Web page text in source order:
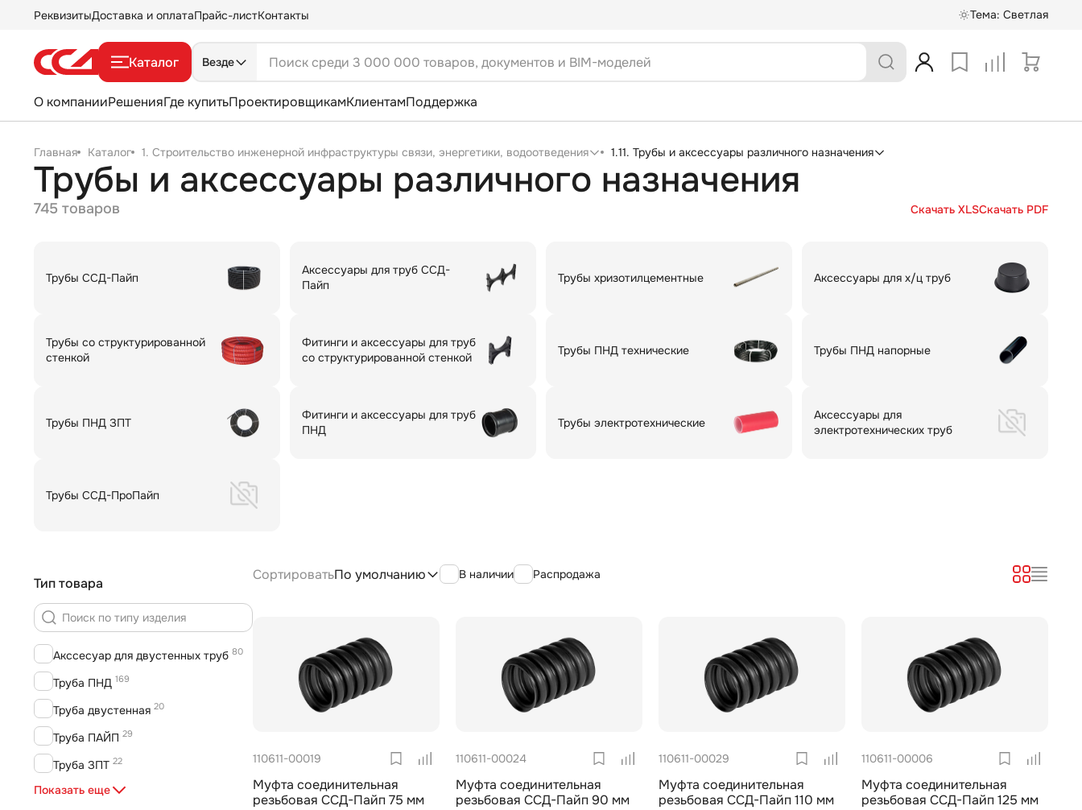
РеквизитыДоставка и оплатаПрайс-листКонтакты Тема: Светлая
Каталог Везде
О компанииРешенияГде купитьПроектировщикамКлиентамПоддержка
Главная Каталог 1. Строительство инженерной инфраструктуры связи, энергетики, водоотведения 1.11. Трубы и аксессуары различного назначения
Трубы и аксессуары различного назначения
745 товаров Скачать XLSСкачать PDF
Трубы ССД-Пайп
Аксессуары для труб ССД-
Пайп
Трубы хризотилцементные Аксессуары для х/ц труб
Трубы со структурированной
стенкой
Фитинги и аксессуары для труб
со структурированной стенкой
Трубы ПНД технические Трубы ПНД напорные
Трубы ПНД ЗПТ
Фитинги и аксессуары для труб
ПНД
Трубы электротехнические
Аксессуары для
электротехнических труб
Трубы ССД-ПроПайп
Тип товара
Акссесуар для двустенных труб 80
Труба ПНД 169
Труба двустенная 20
Труба ПАЙП 29
Труба ЗПТ 22
Аксессуар для а/ц труб
Показать еще
СортироватьПо умолчанию В наличии Распродажа
110611-00019
Муфта соединительная
резьбовая ССД-Пайп 75 мм
110611-00024
Муфта соединительная
резьбовая ССД-Пайп 90 мм
110611-00029
Муфта соединительная
резьбовая ССД-Пайп 110 мм
110611-00006
Муфта соединительная
резьбовая ССД-Пайп 125 мм